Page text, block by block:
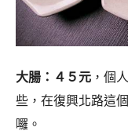
大腸：４５元 ，個
些，在復興北路這
囉。